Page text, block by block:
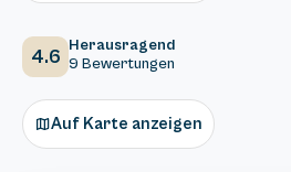
4.6 Herausragend
9 Bewertungen
Auf Karte anzeigen